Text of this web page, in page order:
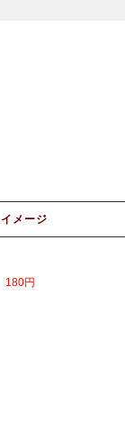
イメージ
180円